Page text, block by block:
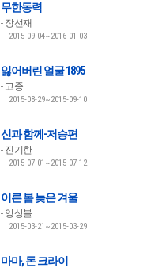
무한동력
장선재
2015-09-04~2016-01-03
잃어버린 얼굴 1895
고종
2015-08-29~2015-09-10
신과 함께-저승편
진기한
2015-07-01~2015-07-12
이른 봄 늦은 겨울
앙상블
2015-03-21~2015-03-29
마마, 돈 크라이